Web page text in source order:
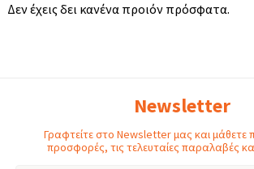
Δεν έχεις δει κανένα προιόν πρόσφατα.
Newsletter
Γραφτείτε στο Newsletter μας και μάθετε
προσφορές, τις τελευταίες παραλαβές